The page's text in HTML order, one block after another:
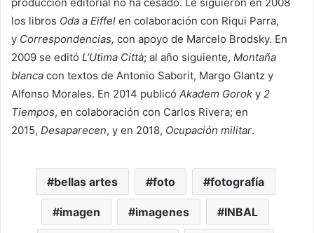
los libros Oda a Eiffel en colaboración con Riqui Parra,
y Correspondencias, con apoyo de Marcelo Brodsky. En
2009 se editó L’Utima Città; al año siguiente, Montaña
blanca con textos de Antonio Saborit, Margo Glantz y
Alfonso Morales. En 2014 publicó Akadem Gorok y 2
Tiempos, en colaboración con Carlos Rivera; en
2015, Desaparecen, y en 2018, Ocupación militar.
bellas artes foto fotografía
imagen imagenes INBAL